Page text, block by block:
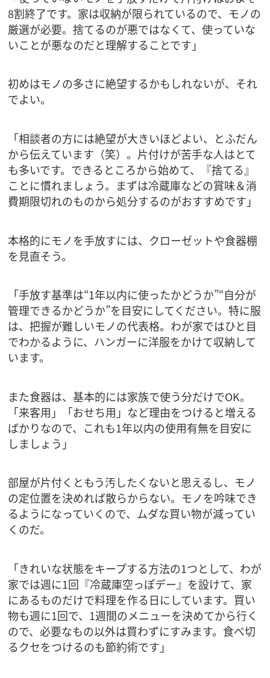
8割終了です。家は収納が限られているので、モノの
厳選が必要。捨てるのが悪ではなくて、使っていな
いことが悪なのだと理解することです」
初めはモノの多さに絶望するかもしれないが、それ
でよい。
「相談者の方には絶望が大きいほどよい、とふだん
から伝えています（笑）。片付けが苦手な人はとて
も多いです。できるところから始めて、『捨てる』
ことに慣れましょう。まずは冷蔵庫などの賞味＆消
費期限切れのものから処分するのがおすすめです」
本格的にモノを手放すには、クローゼットや食器棚
を見直そう。
「手放す基準は“1年以内に使ったかどうか”“自分が
管理できるかどうか”を目安にしてください。特に服
は、把握が難しいモノの代表格。わが家ではひと目
でわかるように、ハンガーに洋服をかけて収納して
います。
また食器は、基本的には家族で使う分だけでOK。
「来客用」「おせち用」など理由をつけると増える
ばかりなので、これも1年以内の使用有無を目安に
しましょう」
部屋が片付くともう汚したくないと思えるし、モノ
の定位置を決めれば散らからない。モノを吟味でき
るようになっていくので、ムダな買い物が減ってい
くのだ。
「きれいな状態をキープする方法の1つとして、わが
家では週に1回『冷蔵庫空っぽデー』を設けて、家
にあるものだけで料理を作る日にしています。買い
物も週に1回で、1週間のメニューを決めてから行く
ので、必要なもの以外は買わずにすみます。食べ切
るクセをつけるのも節約術です」